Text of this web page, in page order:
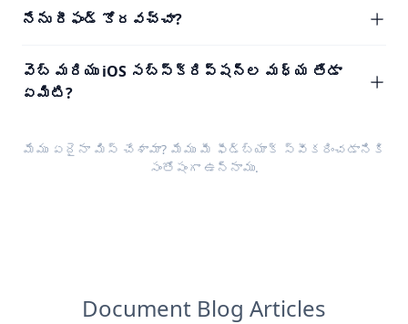
నేను రీఫండ్ కోరవచ్చా?
వెబ్ మరియు iOS సబ్‌స్క్రిప్షన్‌ల మధ్య తేడా
ఏమిటి?
మేము ఏదైనా మిస్ చేశామా? మేము మీ ఫీడ్‌బ్యాక్ స్వీకరించడానికి
సంతోషంగా ఉన్నాము.
Document Blog Articles